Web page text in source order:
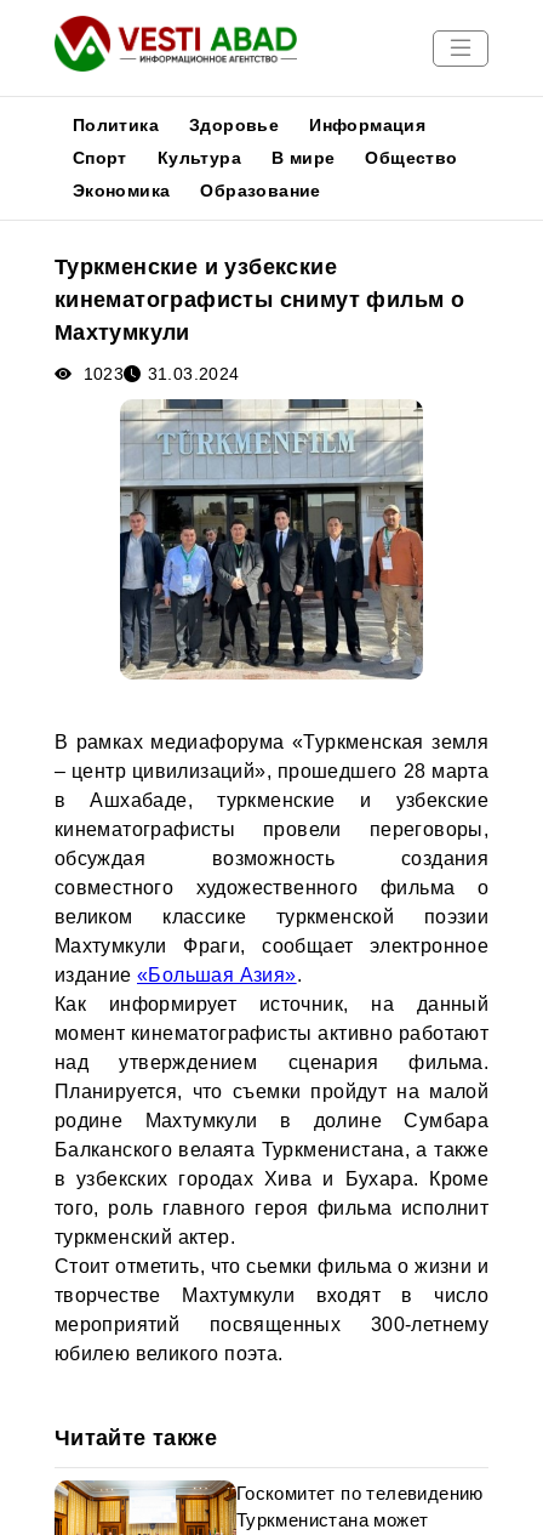
Новости
Медиа
Афиша
Политика Здоровье
Информация
Спорт
Культура В мире
Общество
Экономика
Образование
Туркменские и узбекские
кинематографисты снимут фильм о
Махтумкули
1023 31.03.2024
В рамках медиафорума «Туркменская земля
– центр цивилизаций», прошедшего 28 марта
в Ашхабаде, туркменские и узбекские
кинематографисты провели переговоры,
обсуждая возможность создания
совместного художественного фильма о
великом классике туркменской поэзии
Махтумкули Фраги, сообщает электронное
издание «Большая Азия».
Как информирует источник, на данный
момент кинематографисты активно работают
над утверждением сценария фильма.
Планируется, что съемки пройдут на малой
родине Махтумкули в долине Сумбара
Балканского велаята Туркменистана, а также
в узбекских городах Хива и Бухара. Кроме
того, роль главного героя фильма исполнит
туркменский актер.
Стоит отметить, что сьемки фильма о жизни и
творчестве Махтумкули входят в число
мероприятий посвященных 300-летнему
юбилею великого поэта.
Читайте также
Госкомитет по телевидению
Туркменистана может